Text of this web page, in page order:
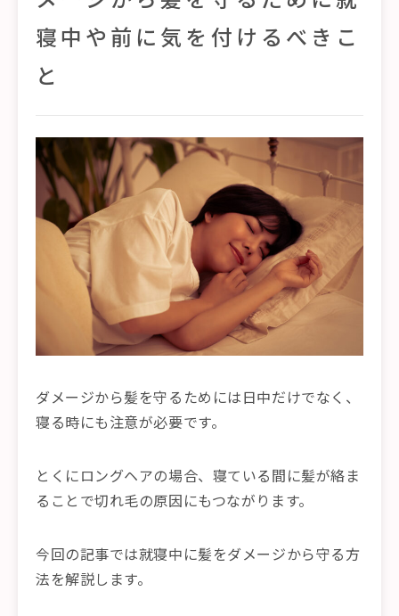
寝中や前に気を付けるべきこ
と
ダメージから髪を守るためには日中だけでなく、
寝る時にも注意が必要です。
とくにロングヘアの場合、寝ている間に髪が絡ま
ることで切れ毛の原因にもつながります。
今回の記事では就寝中に髪をダメージから守る方
法を解説します。